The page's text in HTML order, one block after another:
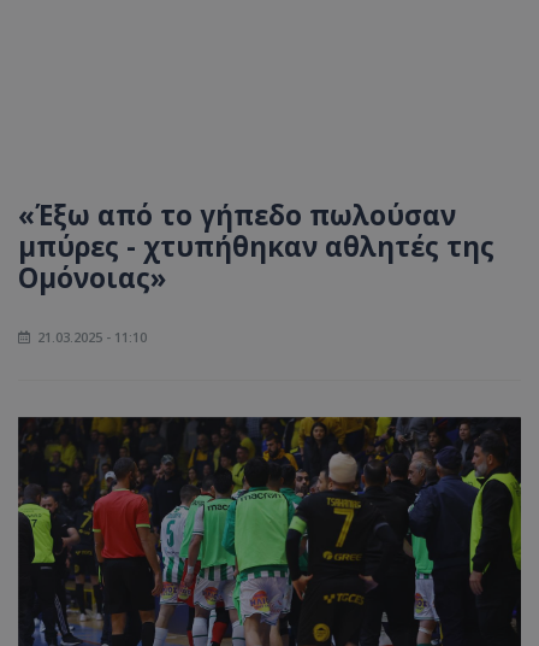
«Έξω από το γήπεδο πωλούσαν
μπύρες - χτυπήθηκαν αθλητές της
Ομόνοιας»
21.03.2025 - 11:10